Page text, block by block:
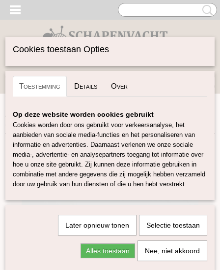
Inloggen Registreren
(0)
Home>Garen>Merken>DHG> Rain or Shine
Shine - Candy
Cookies toestaan Opties
Toestemming Details Over
Op deze website worden cookies gebruikt
Cookies worden door ons gebruikt voor verkeersanalyse, het
aanbieden van sociale media-functies en het personaliseren van
informatie en advertenties. Daarnaast verlenen we onze sociale
media-, advertentie- en analysepartners toegang tot informatie over
hoe u onze site gebruikt. Zij kunnen deze informatie gebruiken in
combinatie met andere gegevens die zij mogelijk hebben verzameld
door uw gebruik van hun diensten of die u hen hebt verstrekt.
Later opnieuw tonen Selectie toestaan
Alles toestaan Nee, niet akkoord